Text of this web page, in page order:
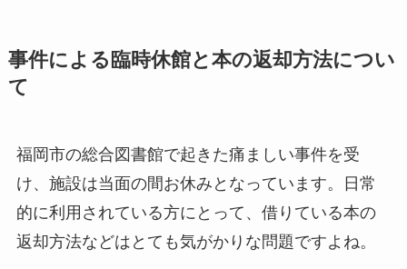
事件による臨時休館と本の返却方法につい
て
福岡市の総合図書館で起きた痛ましい事件を受
け、施設は当面の間お休みとなっています。日常
的に利用されている方にとって、借りている本の
返却方法などはとても気がかりな問題ですよね。